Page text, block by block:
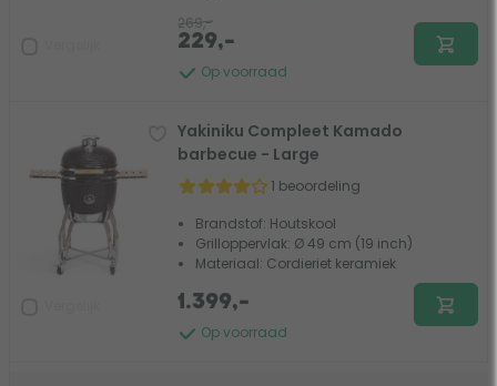
Op voorraad
269,-
229,-
Yakiniku Compleet Kamado
barbecue - Large
1 beoordeling
Brandstof: Houtskool
Grilloppervlak: Ø 49 cm (19 inch)
Materiaal: Cordieriet keramiek
Op voorraad
1.399,-